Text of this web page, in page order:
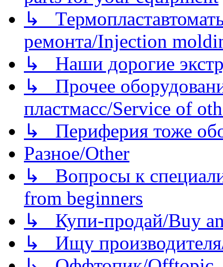
↳
ремонта/Injection
↳ Наши дорогие
↳ Прочее
пластмасс/Service of
↳ Периферия тоже
Разное/Other
↳ Вопросы к
from beginners
↳ Купи-продай/Buy
↳ Ищу